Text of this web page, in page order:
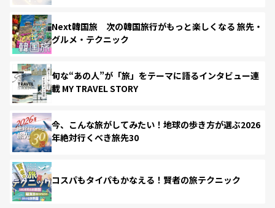
Next韓国旅 次の韓国旅行がもっと楽しくなる 旅先・
グルメ・テクニック
旬な“あの人”が「旅」をテーマに語るインタビュー連
載 MY TRAVEL STORY
今、こんな旅がしてみたい！地球の歩き方が選ぶ2026
年絶対行くべき旅先30
コスパもタイパもかなえる！賢者の旅テクニック